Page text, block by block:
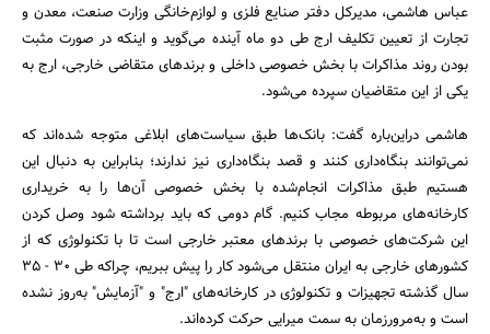
عباس هاشمی، مدیرکل دفتر صنایع فلزی و لوازم‌خانگی وزارت صنعت، معدن و
تجارت از تعیین تکلیف ارج طی دو ماه آینده می‌گوید و اینکه در صورت مثبت
بودن روند مذاکرات با بخش خصوصی داخلی و برندهای متقاضی خارجی، ارج به
یکی از این متقاضیان سپرده می‌شود.
هاشمی دراین‌باره گفت: بانک‌ها طبق سیاست‌های ابلاغی متوجه شده‌اند که
نمی‌توانند بنگاه‌داری کنند و قصد بنگاه‌داری نیز ندارند؛ بنابراین به دنبال این
هستیم طبق مذاکرات انجام‌شده با بخش خصوصی آن‌ها را به خریداری
کارخانه‌های مربوطه مجاب کنیم. گام دومی که باید برداشته شود وصل کردن
این شرکت‌های خصوصی با برندهای معتبر خارجی است تا با تکنولوژی که از
کشورهای خارجی به ایران منتقل می‌شود کار را پیش ببریم، چراکه طی 30 - 35
سال گذشته تجهیزات و تکنولوژی در کارخانه‌های "ارج" و "آزمایش" به‌روز نشده
است و به‌مرورزمان به سمت میرایی حرکت کرده‌اند.